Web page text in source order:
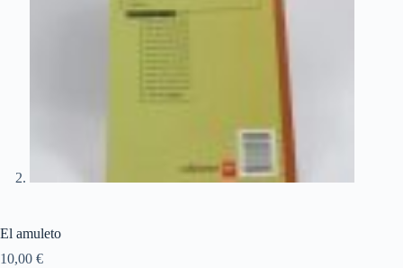
El amuleto
10,00 €